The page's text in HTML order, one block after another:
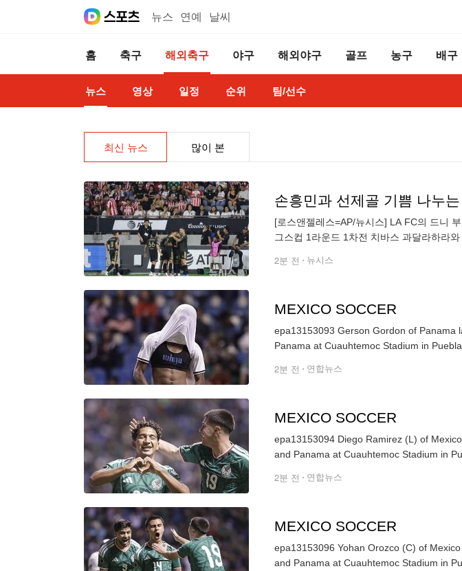
뉴스 연예 날씨
홈 축구 해외축구 야구 해외야구 골프 농구 배구
뉴스 영상 일정 순위 팀/선수
최신 뉴스 많이 본
손흥민과 선제골 기쁨 나누
[로스앤젤레스=AP/뉴시스] LA FC의 드니
그스컵 1라운드 1차전 치바스 과달라하라
2분 전 뉴시스
MEXICO SOCCER
epa13153093 Gerson Gordon of Panama
2분 전 연합뉴스
MEXICO SOCCER
epa13153094 Diego Ramirez (L) of
2분 전 연합뉴스
MEXICO SOCCER
epa13153096 Yohan Orozco (C) of